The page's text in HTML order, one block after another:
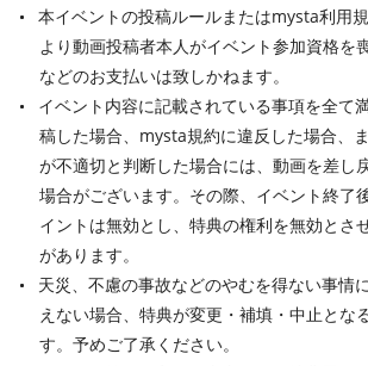
本イベントの投稿ルールまたはmysta利用
より動画投稿者本人がイベント参加資格を
などのお支払いは致しかねます。
イベント内容に記載されている事項を全て
稿した場合、mysta規約に違反した場合、
が不適切と判断した場合には、動画を差し
場合がございます。その際、イベント終了
イントは無効とし、特典の権利を無効とさ
があります。
天災、不慮の事故などのやむを得ない事情
えない場合、特典が変更・補填・中止とな
す。予めご了承ください。